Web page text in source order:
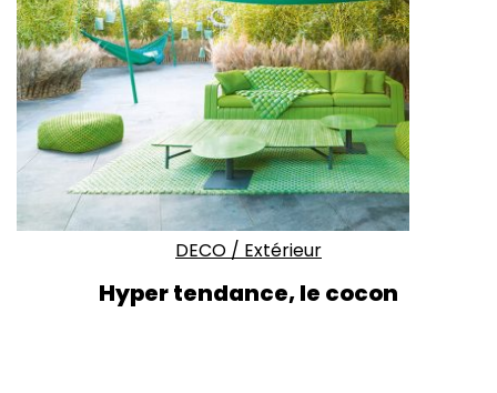
DECO / Extérieur
Hyper tendance, le cocon